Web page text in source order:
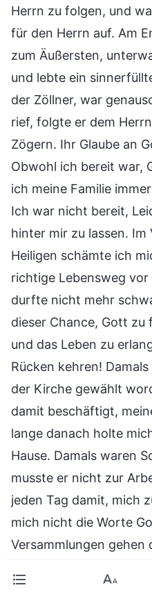
Herrn zu folgen, und
für den Herrn auf. Am
zum Äußersten,
und lebte ein
der Zöllner, war
rief, folgte er dem
Zögern. Ihr Glaube an
Obwohl ich bereit war,
ich meine Familie
Ich war nicht bereit,
hinter mir zu lassen. Im
Heiligen schämte ich
richtige Lebensweg
durfte nicht mehr
dieser Chance, Gott zu
und das Leben zu
Rücken kehren!
der Kirche gewählt
damit beschäftigt,
lange danach holte
Hause. Damals waren
musste er nicht zur
jeden Tag damit, mich
mich nicht die Worte
Versammlungen
und mich mit ihm um